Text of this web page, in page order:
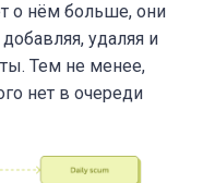
о нём больше, они
удаляя и
Тем не менее,
нет в очереди